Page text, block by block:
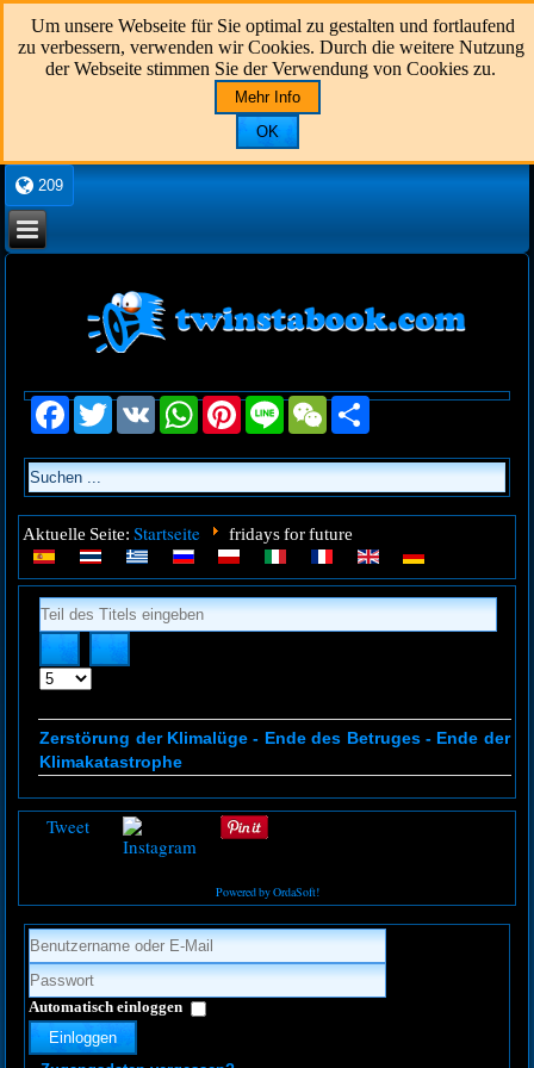
Um unsere Webseite für Sie optimal zu gestalten und fortlaufend
zu verbessern, verwenden wir Cookies. Durch die weitere Nutzung
der Webseite stimmen Sie der Verwendung von Cookies zu.
Mehr Info
OK
209
FacebookTwitterVK WhatsAppPinterest
Line WeChatShare
Aktuelle Seite:Startseite fridays for future
Teil
des
Titels
eingeben
Anzeige
Zerstörung der Klimalüge - Ende des Betruges - Ende der
Klimakatastrophe
Tweet
Powered by OrdaSoft!
Automatisch einloggen
Einloggen